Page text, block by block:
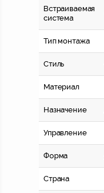
Встраиваемая
система
Тип монтажа
Стиль
Материал
Назначение
Управление
Форма
Страна